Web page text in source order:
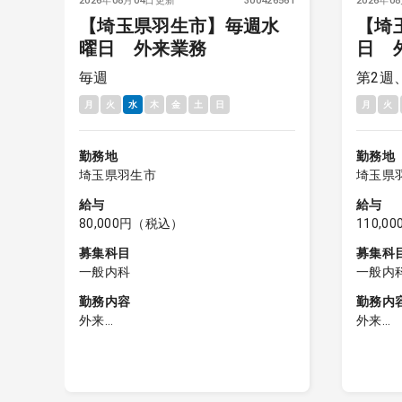
【埼玉県羽生市】毎週水
曜日 外来業務
毎週
月 火 水 木 金 土 日
勤務地
埼玉県羽生市
給与
80,000円（税込）
募集科目
一般内科
勤務内容
外来
【
日
第2週
月 火
勤務地
埼玉県
給与
募集科
一般内
勤務内
外来